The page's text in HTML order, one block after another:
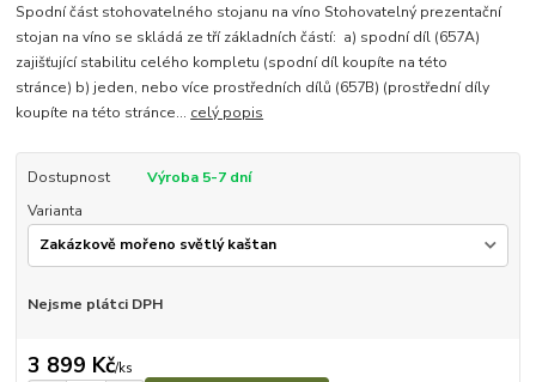
Spodní část stohovatelného stojanu na víno Stohovatelný prezentační
stojan na víno se skládá ze tří základních částí: a) spodní díl (657A)
zajišťující stabilitu celého kompletu (spodní díl koupíte na této
stránce) b) jeden, nebo více prostředních dílů (657B) (prostřední díly
koupíte na této stránce... celý popis
Dostupnost
Výroba 5-7 dní
Varianta
Nejsme plátci DPH
3 899 Kč/ks